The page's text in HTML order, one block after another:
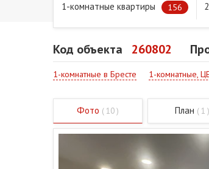
1-комнатные квартиры 156
Главная Предложения Квартиры
Код объекта 260802
1-комнатные в Бресте 1-комнатные,
Фото ( 10 ) План ( 1 )